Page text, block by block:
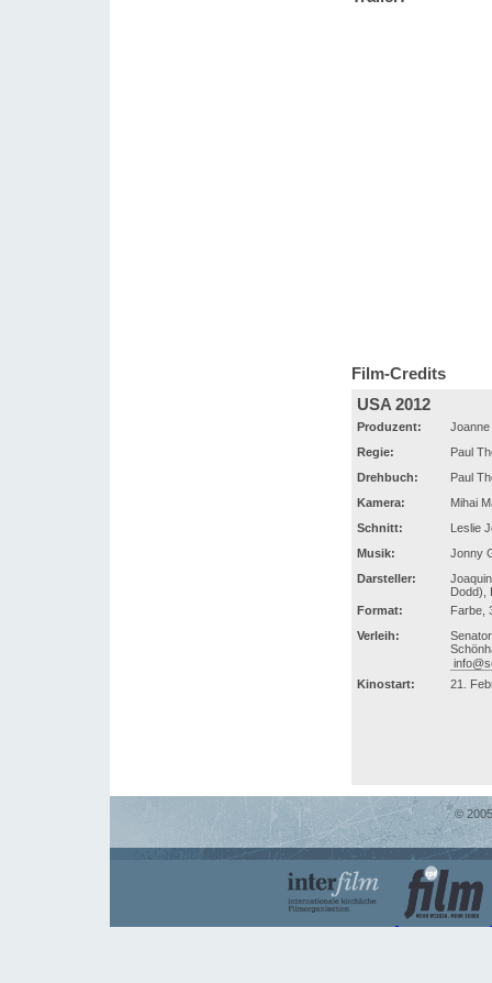
Film-Credits
USA 2012
Produzent:
Joanne
Regie:
Paul
Drehbuch:
Paul
Kamera:
Mihai
Schnitt:
Leslie
Musik:
Jonny
Darsteller:
Dodd),
Format:
Farbe,
Verleih:
Kinostart:
21.
©